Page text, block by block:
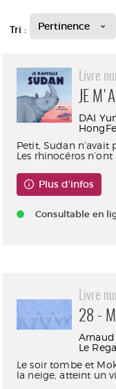
Tri : Pertinence
Livre
JE
DAI
Petit, Sudan n’avait
Les rhinocéros n’ont
Plus d'infos
Consultable en
Livre
28 -
Le
Le soir tombe et
la neige, atteint un